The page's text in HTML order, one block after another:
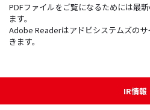
IR情報
PDFファイルをご覧になるためには最
ます。
Adobe Readerはアドビシステムズの
きます。